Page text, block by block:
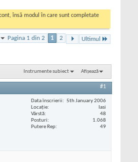
însă modul în care sunt completate
Pagina 1 din 2 1 2 Ultimul
Instrumente subiect Afișează
#1
Data înscrierii
5th January 2006
Locaţie
Iasi
Vârstă
48
Posturi
1.068
Putere Rep
49